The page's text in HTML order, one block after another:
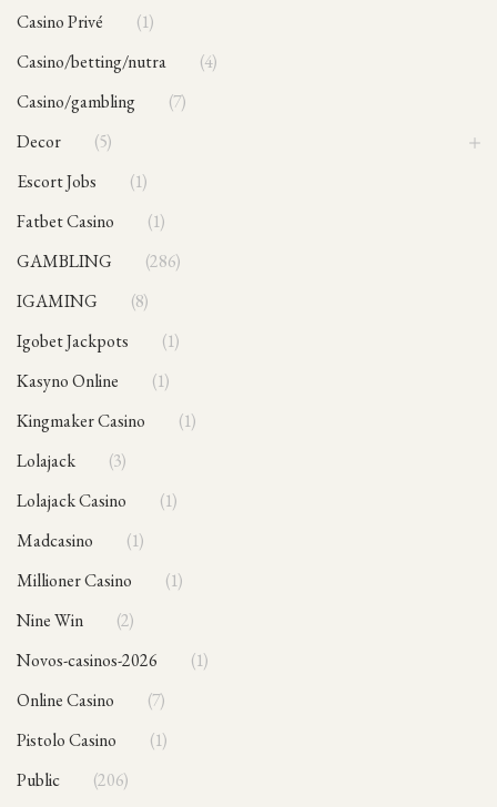
Casino Privé
1
casino/betting/nutra
4
casino/gambling
7
Decor
5
Escort Jobs
1
Fatbet Casino
1
GAMBLING
286
IGAMING
8
Igobet Jackpots
1
Kasyno Online
1
Kingmaker Casino
1
Lolajack
3
Lolajack Casino
1
Madcasino
1
Millioner Casino
1
Nine Win
2
novos-casinos-2026
1
Online Casino
7
Pistolo Casino
1
public
206